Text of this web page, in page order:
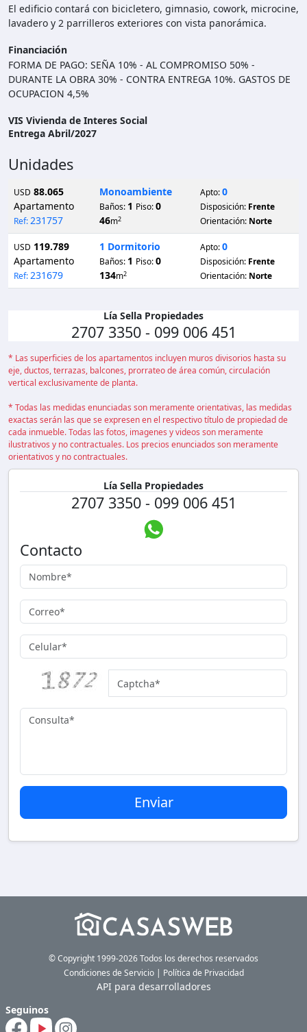
El edificio contará con bicicletero, gimnasio, cowork, microcine,
lavadero y 2 parrilleros exteriores con vista panorámica.
Financiación
FORMA DE PAGO: SEÑA 10% - AL COMPROMISO 50% -
DURANTE LA OBRA 30% - CONTRA ENTREGA 10%. GASTOS DE
OCUPACION 4,5%
VIS Vivienda de Interes Social
Entrega Abril/2027
Unidades
USD 88.065
Apartamento
Ref:231757
Monoambiente
Baños: 1 Piso:0
46m2
Apto:0
Disposición: Frente
Orientación: Norte
USD 119.789
Apartamento
Ref:231679
1 Dormitorio
Baños: 1 Piso:0
134m2
Apto:0
Disposición: Frente
Orientación: Norte
Lía Sella Propiedades
2707 3350 - 099 006 451
* Las superficies de los apartamentos incluyen muros divisorios hasta su
eje, ductos, terrazas, balcones, prorrateo de área común, circulación
vertical exclusivamente de planta.
* Todas las medidas enunciadas son meramente orientativas, las medidas
exactas serán las que se expresen en el respectivo título de propiedad de
cada inmueble. Todas las fotos, imagenes y videos son meramente
ilustrativos y no contractuales. Los precios enunciados son meramente
orientativos y no contractuales.
Lía Sella Propiedades
2707 3350 - 099 006 451
Contacto
Seguinos
© Copyright 1999-2026 Todos los derechos reservados
Condiciones de Servicio| Política de Privacidad
API para desarrolladores